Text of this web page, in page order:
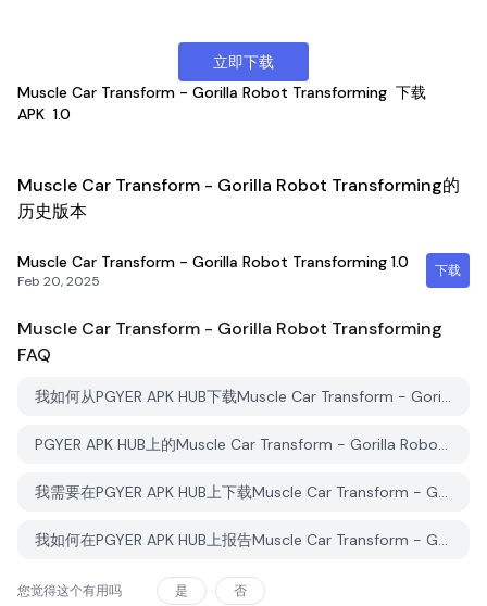
立即下载
Muscle Car Transform - Gorilla Robot Transforming 下载
APK 1.0
Muscle Car Transform - Gorilla Robot Transforming的
历史版本
Muscle Car Transform - Gorilla Robot Transforming 1.0
Feb 20, 2025
下载
Muscle Car Transform - Gorilla Robot Transforming
FAQ
我如何从PGYER APK HUB下载Muscle Car Transform - Gorilla Robot Transforming？
PGYER APK HUB上的Muscle Car Transform - Gorilla Robot Transforming免费下载吗？
我需要在PGYER APK HUB上下载Muscle Car Transform - Gorilla Robot Transforming时需要账户吗？
我如何在PGYER APK HUB上报告Muscle Car Transform - Gorilla Robot Transforming的问题？
您觉得这个有用吗 是 否